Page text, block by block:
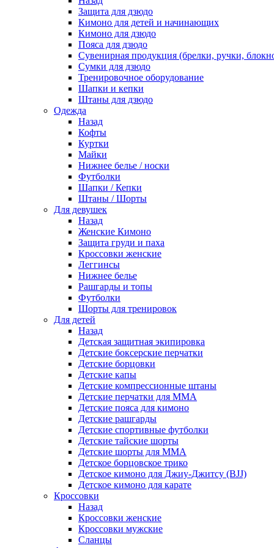
Защита для дзюдо
Кимоно для детей и начинающих
Кимоно для дзюдо
Пояса для дзюдо
Сувенирная продукция (брелки, ручки,
Сумки для дзюдо
Тренировочное оборудование
Шапки и кепки
Штаны для дзюдо
Одежда
Назад
Кофты
Куртки
Майки
Нижнее белье / носки
Футболки
Шапки / Кепки
Штаны / Шорты
Для девушек
Назад
Женские Кимоно
Защита груди и паха
Кроссовки женские
Леггинсы
Нижнее белье
Рашгарды и топы
Футболки
Шорты для тренировок
Для детей
Назад
Детская защитная экипировка
Детские боксерские перчатки
Детские борцовки
Детские капы
Детские компрессионные штаны
Детские перчатки для ММА
Детские пояса для кимоно
Детские рашгарды
Детские спортивные футболки
Детские тайские шорты
Детские шорты для ММА
Детское борцовское трико
Детское кимоно для Джиу-Джитсу (BJJ)
Детское кимоно для карате
Кроссовки
Назад
Кроссовки женские
Кроссовки мужские
Сланцы